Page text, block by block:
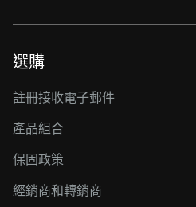
選購
註冊接收電子郵件
產品組合
保固政策
經銷商和轉銷商